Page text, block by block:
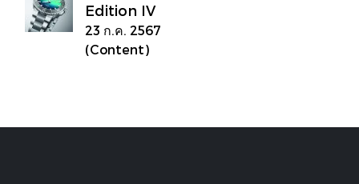
Edition IV
23 ก.ค. 2567
(Content)